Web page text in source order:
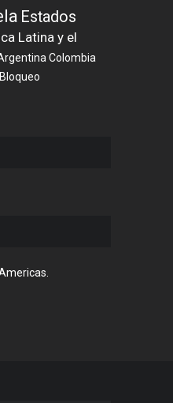
Estados
Latina y el
Colombia